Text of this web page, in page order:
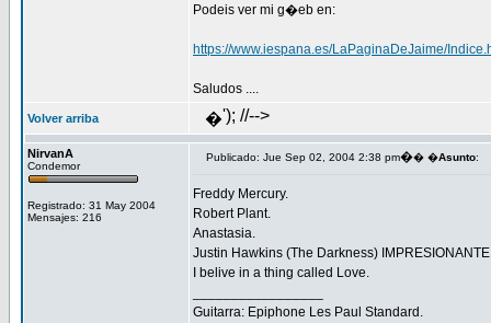
Podeis ver mi g�eb en:
https://www.iespana.es/LaPaginaDeJaime/
Saludos ....
Volver arriba �'); //-->
NirvanA
Condemor
Registrado: 31 May 2004
Mensajes: 216
Publicado: Jue Sep 02, 2004 2:38 pm�� �Asunto:
Freddy Mercury.
Robert Plant.
Anastasia.
Justin Hawkins (The Darkness)
I belive in a thing called Love.
Guitarra: Epiphone Les Paul Standard.